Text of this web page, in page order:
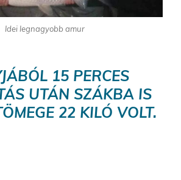
Idei legnagyobb amur
15 PERCES
UTÁN SZÁKBA IS
22 KILÓ VOLT.